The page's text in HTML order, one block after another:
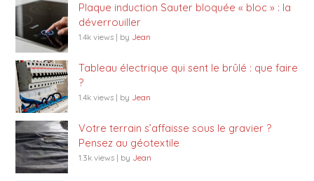
Plaque induction Sauter bloquée « bloc » : la
déverrouiller
1.4k views | by Jean
Tableau électrique qui sent le brûlé : que faire
?
1.4k views | by Jean
Votre terrain s’affaisse sous le gravier ?
Pensez au géotextile
1.3k views | by Jean